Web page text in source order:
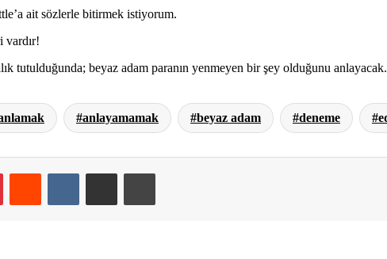
ait sözlerle bitirmek istiyorum.
vardır!
tutulduğunda; beyaz adam paranın yenmeyen bir şey olduğunu
anlayamamak beyaz adam deneme
PinterestReddit VKontakteE-Posta ile paylaş Yazdır